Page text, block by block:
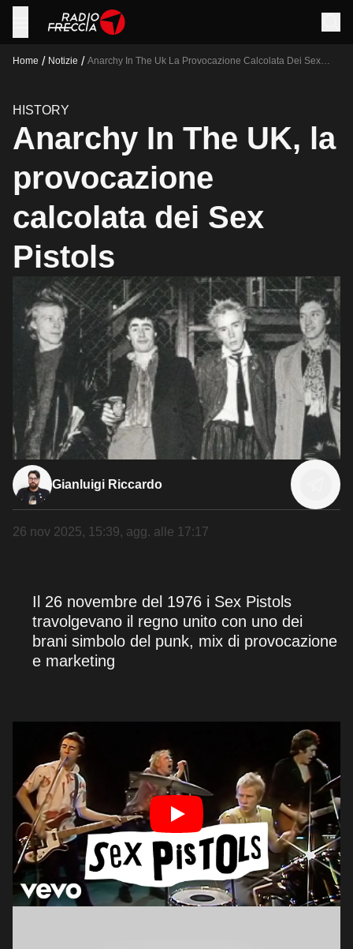
Home / Notizie / Anarchy In The Uk La Provocazione Calcolata Dei Sex
HISTORY
Anarchy In The UK, la
provocazione
calcolata dei Sex
Pistols
Gianluigi Riccardo
26 nov 2025, 15:39, agg. alle 17:17
Il 26 novembre del 1976 i Sex Pistols
travolgevano il regno unito con uno dei
brani simbolo del punk, mix di provocazione
e marketing